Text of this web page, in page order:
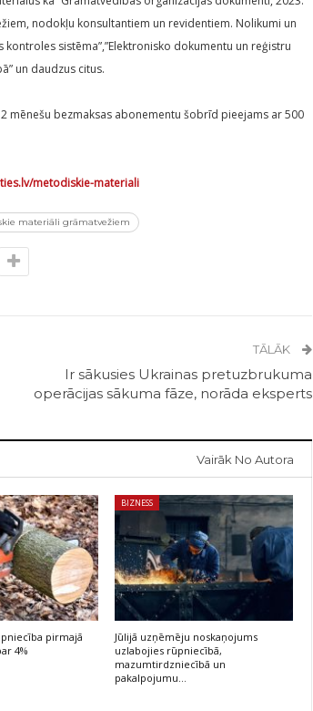
nodokļu konsultantiem un revidentiem. Nolikumi un
sistēma”,”Elektronisko dokumentu un reģistru
un daudzus citus.
12 mēnešu bezmaksas abonementu šobrīd pieejams ar 500
metodiskie-materiali
materiāli grāmatvežiem
TĀLĀK
Ir sākusies Ukrainas pretuzbrukuma
operācijas sākuma fāze, norāda eksperts
Vairāk No Autora
pirmajā
4%
BIZNESS
Jūlijā uzņēmēju noskaņojums
uzlabojies rūpniecībā,
mazumtirdzniecībā un
pakalpojumu…